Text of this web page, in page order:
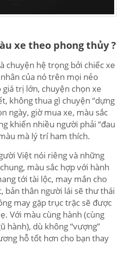
xe theo phong thủy ?
chuyện hệ trọng bởi chiếc xe
của nó trên mọi nẻo
trị lớn, chuyện chọn xe
không thua gì chuyện “dựng
ngày, giờ mua xe, màu sắc
khiến nhiều người phải “đau
mà lý trí ham thích.
Việt nói riêng và những
màu sắc hợp với hành
tới tài lộc, may mắn cho
bản thân người lái sẽ thư thái
may gặp trục trặc sẽ được
Với màu cùng hành (cùng
hành), dù không “vượng”
hỗ tốt hơn cho bạn thay